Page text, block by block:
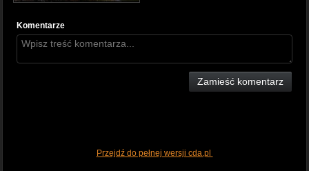
Komentarze
Zamieść komentarz
Przejdź do pełnej wersji cda.pl